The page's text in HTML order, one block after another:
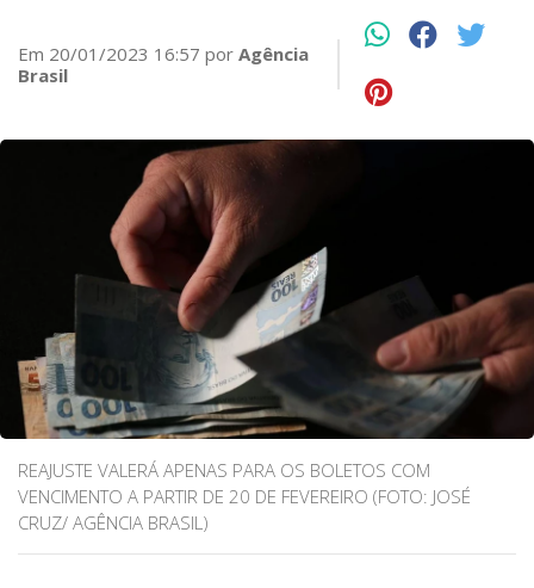
Em 20/01/2023 16:57 por Agência
Brasil
REAJUSTE VALERÁ APENAS PARA OS BOLETOS COM
VENCIMENTO A PARTIR DE 20 DE FEVEREIRO (FOTO: JOSÉ
CRUZ/ AGÊNCIA BRASIL)